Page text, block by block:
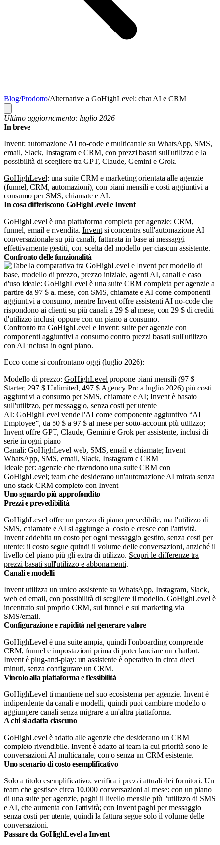
Blog/Prodotto/Alternative a GoHighLevel: chat AI e CRM
Ultimo aggiornamento: luglio 2026
In breve
Invent: automazione AI no-code e multicanale su WhatsApp, SMS,
email, Slack, Instagram e CRM, con prezzi basati sull'utilizzo e la
possibilità di scegliere tra GPT, Claude, Gemini e Grok.
GoHighLevel: una suite CRM e marketing orientata alle agenzie
(funnel, CRM, automazioni), con piani mensili e costi aggiuntivi a
consumo per SMS, chiamate e AI.
In cosa differiscono GoHighLevel e Invent
GoHighLevel è una piattaforma completa per agenzie: CRM,
funnel, email e rivendita. Invent si concentra sull'automazione AI
conversazionale su più canali, fatturata in base ai messaggi
effettivamente gestiti, con scelta del modello per ciascun assistente.
Confronto delle funzionalità
Confronto tra GoHighLevel e Invent: suite per agenzie con
componenti aggiuntivi a consumo contro prezzi basati sull'utilizzo
con AI inclusa in ogni piano.
Ecco come si confrontano oggi (luglio 2026):
Modello di prezzo: GoHighLevel propone piani mensili (97 $
Starter, 297 $ Unlimited, 497 $ Agency Pro a luglio 2026) più costi
aggiuntivi a consumo per SMS, chiamate e AI; Invent è basato
sull'utilizzo, per messaggio, senza costi per utente
AI: GoHighLevel vende l'AI come componente aggiuntivo “AI
Employee”, da 50 $ a 97 $ al mese per sotto-account più utilizzo;
Invent offre GPT, Claude, Gemini e Grok per assistente, inclusi di
serie in ogni piano
Canali: GoHighLevel web, SMS, email e chiamate; Invent
WhatsApp, SMS, email, Slack, Instagram e CRM
Ideale per: agenzie che rivendono una suite CRM con
GoHighLevel; team che desiderano un'automazione AI mirata senza
uno stack CRM completo con Invent
Uno sguardo più approfondito
Prezzi e prevedibilità
GoHighLevel offre un prezzo di piano prevedibile, ma l'utilizzo di
SMS, chiamate e AI si aggiunge al costo e cresce con l'attività.
Invent addebita un costo per ogni messaggio gestito, senza costi per
utente: il costo segue quindi il volume delle conversazioni, anziché il
livello del piano più gli extra di utilizzo. Scopri le differenze tra
prezzi basati sull'utilizzo e abbonamenti.
Canali e modelli
Invent utilizza un unico assistente su WhatsApp, Instagram, Slack,
web ed email, con possibilità di scegliere il modello. GoHighLevel è
incentrato sul proprio CRM, sui funnel e sul marketing via
SMS/email.
Configurazione e rapidità nel generare valore
GoHighLevel è una suite ampia, quindi l'onboarding comprende
CRM, funnel e impostazioni prima di poter lanciare un chatbot.
Invent è plug-and-play: un assistente è operativo in circa dieci
minuti, senza configurare un CRM.
Vincolo alla piattaforma e flessibilità
GoHighLevel ti mantiene nel suo ecosistema per agenzie. Invent è
indipendente da canali e modelli, quindi puoi cambiare modello o
aggiungere canali senza migrare a un'altra piattaforma.
A chi si adatta ciascuno
GoHighLevel è adatto alle agenzie che desiderano un CRM
completo rivendibile. Invent è adatto ai team la cui priorità sono le
conversazioni AI multicanale, con o senza un CRM esistente.
Uno scenario di costo esemplificativo
Solo a titolo esemplificativo; verifica i prezzi attuali dei fornitori. Un
team che gestisce circa 10.000 conversazioni al mese: con un piano
di una suite per agenzie, paghi il livello mensile più l'utilizzo di SMS
e AI, che aumenta con l'attività; con Invent paghi per messaggio
senza costi per utente, quindi la fattura segue solo il volume delle
conversazioni.
Passare da GoHighLevel a Invent